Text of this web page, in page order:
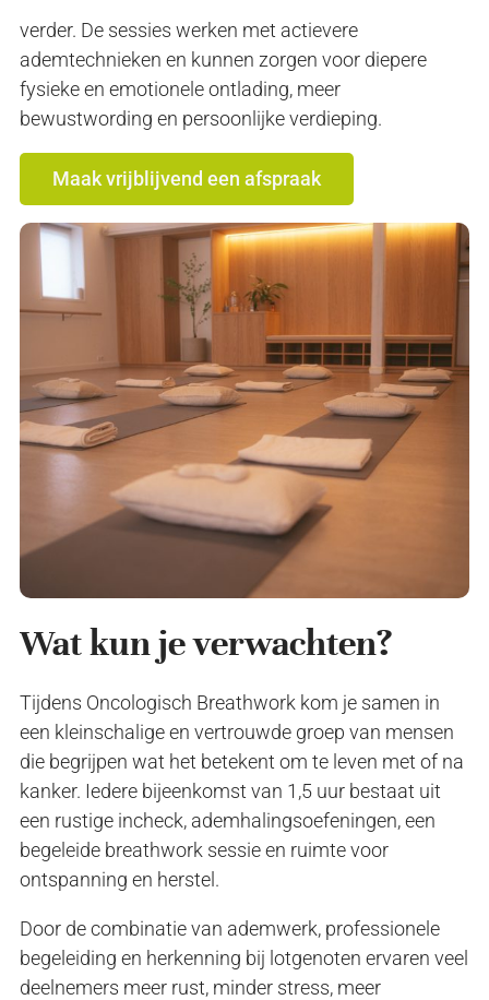
verder. De sessies werken met actievere
ademtechnieken en kunnen zorgen voor diepere
fysieke en emotionele ontlading, meer
bewustwording en persoonlijke verdieping.
Maak vrijblijvend een afspraak
Wat kun je verwachten?
Tijdens Oncologisch Breathwork kom je samen in
een kleinschalige en vertrouwde groep van mensen
die begrijpen wat het betekent om te leven met of na
kanker. Iedere bijeenkomst van 1,5 uur bestaat uit
een rustige incheck, ademhalingsoefeningen, een
begeleide breathwork sessie en ruimte voor
ontspanning en herstel.
Door de combinatie van ademwerk, professionele
begeleiding en herkenning bij lotgenoten ervaren veel
deelnemers meer rust, minder stress, meer